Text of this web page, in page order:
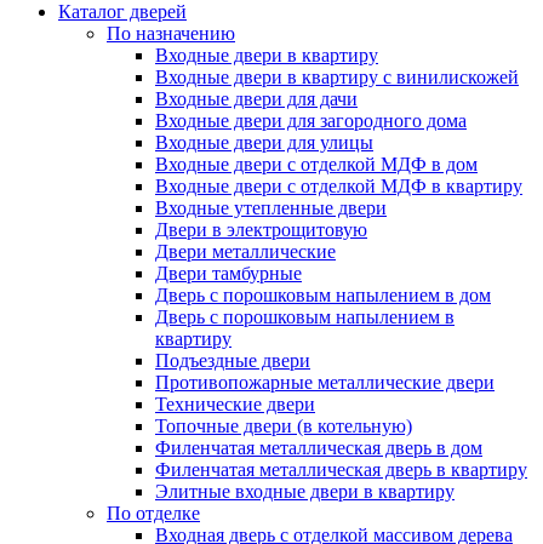
Каталог дверей
По назначению
Входные двери в квартиру
Входные двери в квартиру с винилискожей
Входные двери для дачи
Входные двери для загородного дома
Входные двери для улицы
Входные двери с отделкой МДФ в дом
Входные двери с отделкой МДФ в квартиру
Входные утепленные двери
Двери в электрощитовую
Двери металлические
Двери тамбурные
Дверь с порошковым напылением в дом
Дверь с порошковым напылением в
квартиру
Подъездные двери
Противопожарные металлические двери
Технические двери
Топочные двери (в котельную)
Филенчатая металлическая дверь в дом
Филенчатая металлическая дверь в квартиру
Элитные входные двери в квартиру
По отделке
Входная дверь с отделкой массивом дерева